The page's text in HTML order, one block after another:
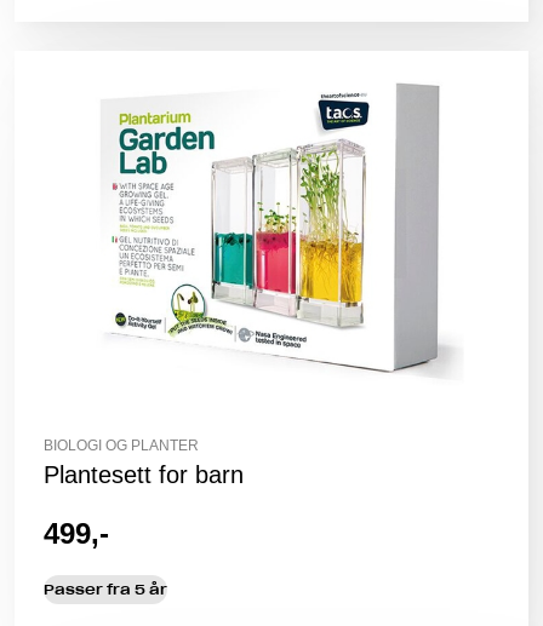
BIOLOGI OG PLANTER
Plantesett for barn
499,-
Passer fra 5 år